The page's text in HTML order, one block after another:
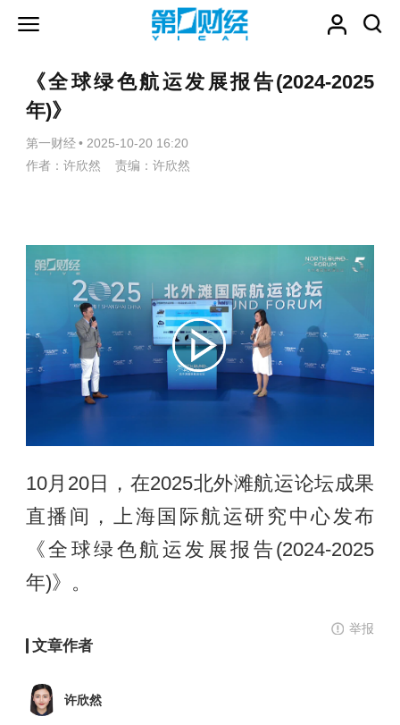
《全球绿色航运发展报告(2024-2025
年)》
第一财经 • 2025-10-20 16:20
作者：许欣然 责编：许欣然
10月20日，在2025北外滩航运论坛成果
直播间，上海国际航运研究中心发布
《全球绿色航运发展报告(2024-2025
年)》。
举报
文章作者
许欣然